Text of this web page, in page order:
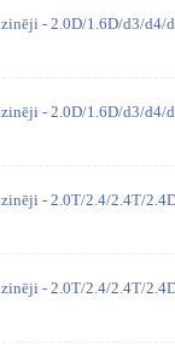
- 2.0D/1.6D/d3/d4/
- 2.0D/1.6D/d3/d4/
- 2.0T/2.4/2.4T/
- 2.0T/2.4/2.4T/